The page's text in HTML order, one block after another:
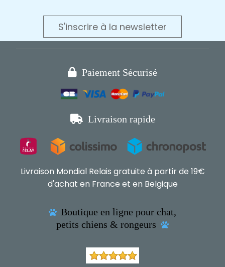
S'inscrire à la newsletter
 Paiement Sécurisé
 Livraison rapide
Livraison Mondial Relais gratuite à partir de 19€
d'achat en France et en Belgique
 Boutique en ligne pour chat,
petits chiens & rongeurs
